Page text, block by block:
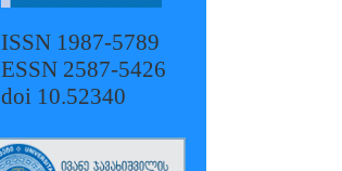
ISSN 1987-5789
ESSN 2587-5426
doi 10.52340